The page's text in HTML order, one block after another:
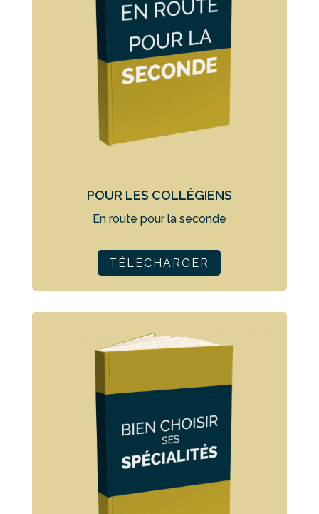
POUR LES COLLÉGIENS
En route pour la seconde
TÉLÉCHARGER